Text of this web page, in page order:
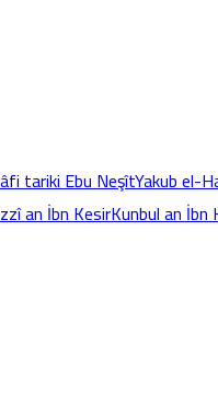
tariki Ebu NeşîtYakub el-
an İbn KesirKunbul an İbn